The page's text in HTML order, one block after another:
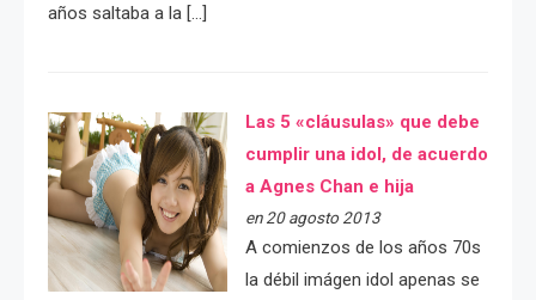
años saltaba a la […]
Las 5 «cláusulas» que debe
cumplir una idol, de acuerdo
a Agnes Chan e hija
en 20 agosto 2013
A comienzos de los años 70s
la débil imágen idol apenas se